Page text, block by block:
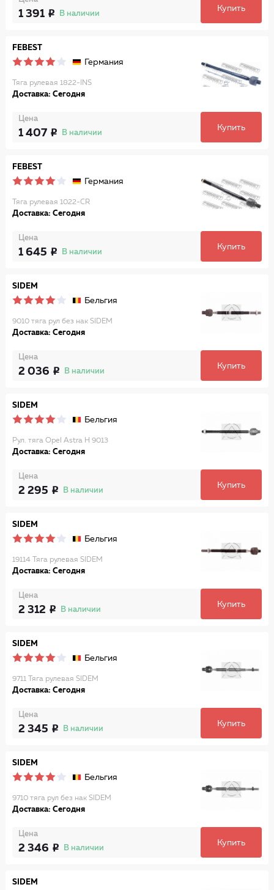
1 391 В наличии
Купить
FEBEST
Германия
Тяга рулевая 1822-INS
Доставка: Сегодня
Цена
1 407 В наличии
Купить
FEBEST
Германия
Тяга рулевая 1022-CR
Доставка: Сегодня
Цена
1 645 В наличии
Купить
SIDEM
Бельгия
9010 тяга рул без нак SIDEM
Доставка: Сегодня
Цена
2 036 В наличии
Купить
SIDEM
Бельгия
Рул. тяга Opel Astra H 9013
Доставка: Сегодня
Цена
2 295 В наличии
Купить
SIDEM
Бельгия
19114 Тяга рулевая SIDEM
Доставка: Сегодня
Цена
2 312 В наличии
Купить
SIDEM
Бельгия
9711 Тяга рулевая SIDEM
Доставка: Сегодня
Цена
2 345 В наличии
Купить
SIDEM
Бельгия
9710 тяга рул без нак SIDEM
Доставка: Сегодня
Цена
2 346 В наличии
Купить
SIDEM